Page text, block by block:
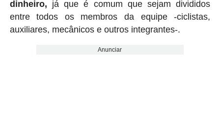
dinheiro, já que é comum que sejam divididos
entre todos os membros da equipe -ciclistas,
auxiliares, mecânicos e outros integrantes-.
Anunciar